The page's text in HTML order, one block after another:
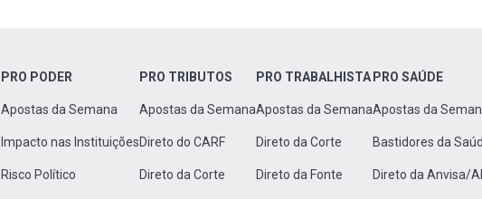
PRO PODER
Apostas da Semana
Impacto nas Instituições
Risco Político
PRO TRIBUTOS
Apostas da Semana
Direto do CARF
Direto da Corte
PRO TRABALHISTA
Apostas da Semana
Direto da Corte
Direto da Fonte
PRO SAÚDE
Apostas da
Bastidores da
Direto da Anvisa/